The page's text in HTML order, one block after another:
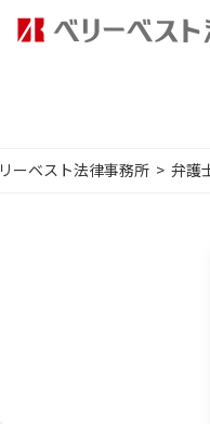
ーベスト法律事務所 弁護